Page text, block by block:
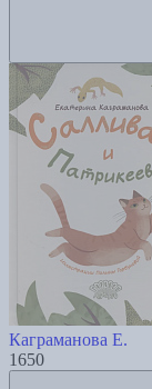
Каграманова Е.
1650